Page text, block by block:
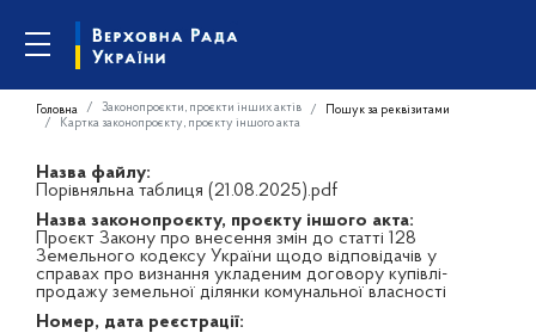
Головна Законопроєкти, проєкти інших актів
Пошук за реквізитами
Картка законопроєкту, проєкту іншого акта
Назва файлу:
Порівняльна таблиця (21.08.2025).pdf
Назва законопроєкту, проєкту іншого акта:
Проєкт Закону про внесення змін до статті 128
Земельного кодексу України щодо відповідачів у
справах про визнання укладеним договору купівлі-
продажу земельної ділянки комунальної власності
Номер, дата реєстрації: